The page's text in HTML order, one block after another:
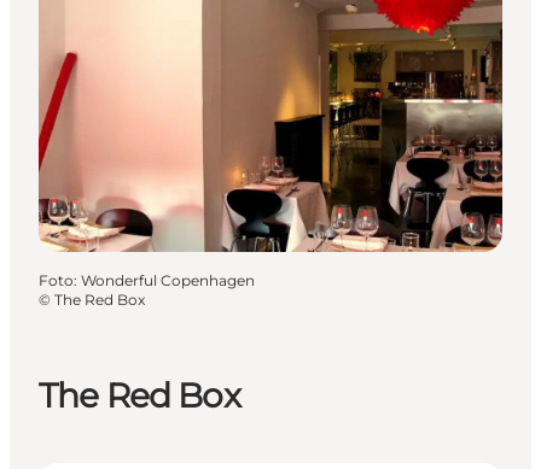
Spis & drik
Områder
Planlæg din tur
CopenPay
Copenhagen Card
The Red Box
Foto: Wonderful Copenhagen
© The Red Box